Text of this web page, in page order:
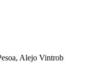
Alejo Vintrob